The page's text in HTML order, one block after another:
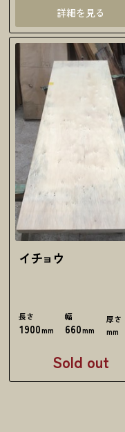
詳細を見る
イチョウ
長さ
1900mm
幅
660mm
厚さ
mm
Sold out